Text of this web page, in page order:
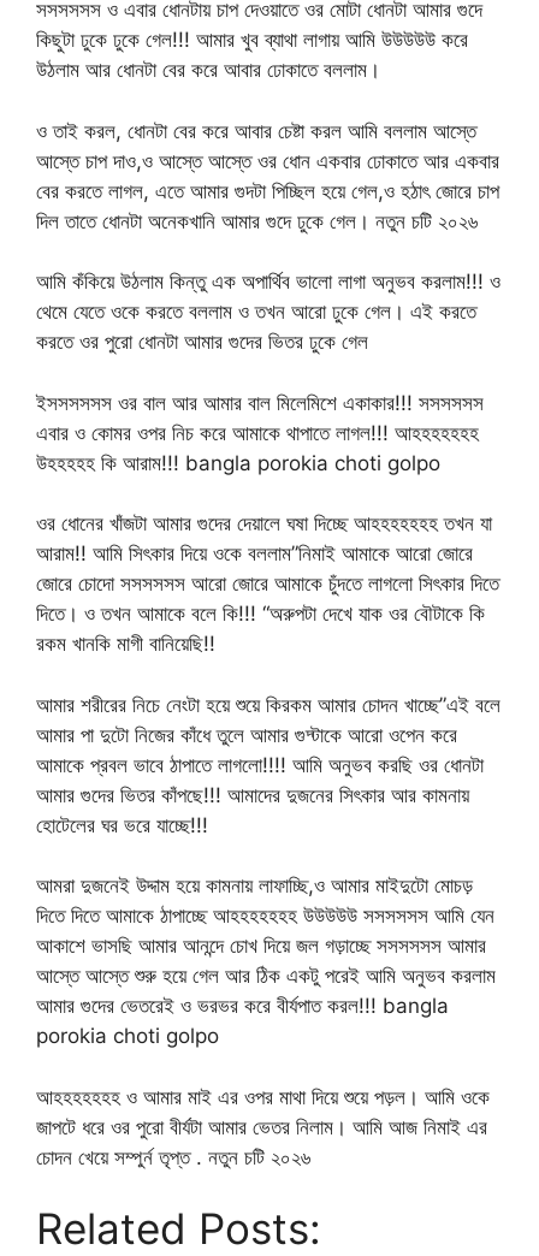
সসসসসস ও এবার ধোনটায় চাপ দেওয়াতে ওর মোটা ধোনটা আমার গুদে
কিছুটা ঢুকে ঢুকে গেল!!! আমার খুব ব্যাথা লাগায় আমি উউউউউ করে
উঠলাম আর ধোনটা বের করে আবার ঢোকাতে বললাম।
ও তাই করল, ধোনটা বের করে আবার চেষ্টা করল আমি বললাম আস্তে
আস্তে চাপ দাও,ও আস্তে আস্তে ওর ধোন একবার ঢোকাতে আর একবার
বের করতে লাগল, এতে আমার গুদটা পিচ্ছিল হয়ে গেল,ও হঠাৎ জোরে চাপ
দিল তাতে ধোনটা অনেকখানি আমার গুদে ঢুকে গেল। নতুন চটি ২০২৬
আমি কঁকিয়ে উঠলাম কিন্তু এক অপার্থিব ভালো লাগা অনুভব করলাম!!! ও
থেমে যেতে ওকে করতে বললাম ও তখন আরো ঢুকে গেল। এই করতে
করতে ওর পুরো ধোনটা আমার গুদের ভিতর ঢুকে গেল
ইসসসসসস ওর বাল আর আমার বাল মিলেমিশে একাকার!!! সসসসসস
এবার ও কোমর ওপর নিচ করে আমাকে থাপাতে লাগল!!! আহহহহহহহ
উহহহহহ কি আরাম!!! bangla porokia choti golpo
ওর ধোনের খাঁজটা আমার গুদের দেয়ালে ঘষা দিচ্ছে আহহহহহহহ তখন যা
আরাম!! আমি সিৎকার দিয়ে ওকে বললাম”নিমাই আমাকে আরো জোরে
জোরে চোদো সসসসসস আরো জোরে আমাকে চুঁদতে লাগলো সিৎকার দিতে
দিতে। ও তখন আমাকে বলে কি!!! “অরুপটা দেখে যাক ওর বৌটাকে কি
রকম খানকি মাগী বানিয়েছি!!
আমার শরীরের নিচে নেংটা হয়ে শুয়ে কিরকম আমার চোদন খাচ্ছে”এই বলে
আমার পা দুটো নিজের কাঁধে তুলে আমার গুদ্টাকে আরো ওপেন করে
আমাকে প্রবল ভাবে ঠাপাতে লাগলো!!!! আমি অনুভব করছি ওর ধোনটা
আমার গুদের ভিতর কাঁপছে!!! আমাদের দুজনের সিৎকার আর কামনায়
হোটেলের ঘর ভরে যাচ্ছে!!!
আমরা দুজনেই উদ্দাম হয়ে কামনায় লাফাচ্ছি,ও আমার মাইদুটো মোচড়
দিতে দিতে আমাকে ঠাপাচ্ছে আহহহহহহহ উউউউউ সসসসসস আমি যেন
আকাশে ভাসছি আমার আনন্দে চোখ দিয়ে জল গড়াচ্ছে সসসসসস আমার
আস্তে আস্তে শুরু হয়ে গেল আর ঠিক একটু পরেই আমি অনুভব করলাম
আমার গুদের ভেতরেই ও ভরভর করে বীর্যপাত করল!!! bangla
porokia choti golpo
আহহহহহহহ ও আমার মাই এর ওপর মাথা দিয়ে শুয়ে পড়ল। আমি ওকে
জাপটে ধরে ওর পুরো বীর্যটা আমার ভেতর নিলাম। আমি আজ নিমাই এর
চোদন খেয়ে সম্পুর্ন তৃপ্ত . নতুন চটি ২০২৬
Related Posts: